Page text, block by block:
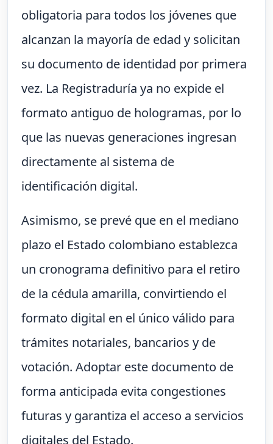
obligatoria para todos los jóvenes que
alcanzan la mayoría de edad y solicitan
su documento de identidad por primera
vez. La Registraduría ya no expide el
formato antiguo de hologramas, por lo
que las nuevas generaciones ingresan
directamente al sistema de
identificación digital.
Asimismo, se prevé que en el mediano
plazo el Estado colombiano establezca
un cronograma definitivo para el retiro
de la cédula amarilla, convirtiendo el
formato digital en el único válido para
trámites notariales, bancarios y de
votación. Adoptar este documento de
forma anticipada evita congestiones
futuras y garantiza el acceso a servicios
digitales del Estado.